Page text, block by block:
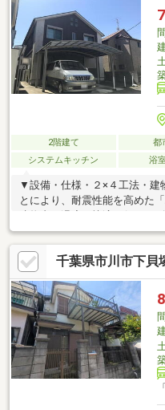
ております！フリーダイヤル
コン・スマホでも「資料請求
わせ」ができます！
2階建て 都
システムキッチン
浴
▼設備・仕様・２×４工法・建
とにより、耐震性能を高めた
室には壁面と一体型のＴＶを
採用・１階洋室には大型のウ
に掘りごたつ付きのタタミコ
器棚とパントリー有・３台分
き（車種制限有）
千葉県市川市下貝